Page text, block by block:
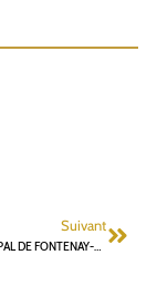
Suivant
CONSEIL MUNICIPAL DE FONTENAY-AUX-ROSES DU 6 NOVEMBRE 2025 : QUESTION SUR LA SITUATION FINANCIÈRE DE LA VILLE